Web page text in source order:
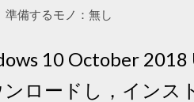
備するモノ：無し
10 October
ロードし，イン